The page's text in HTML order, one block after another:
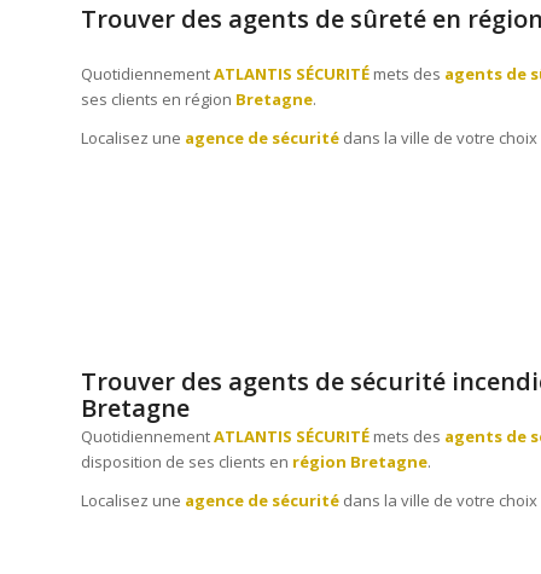
Trouver des agents de sûreté en
QuotidiennementATLANTIS SÉCURITÉ mets des agents de
ses clients en région Bretagne.
Localisez une agence de sécurité dans la ville de votre choix
Trouver des agents de sécurité
Bretagne
QuotidiennementATLANTIS SÉCURITÉ mets des agents de
disposition de ses clients en région Bretagne.
Localisez une agence de sécurité dans la ville de votre choix